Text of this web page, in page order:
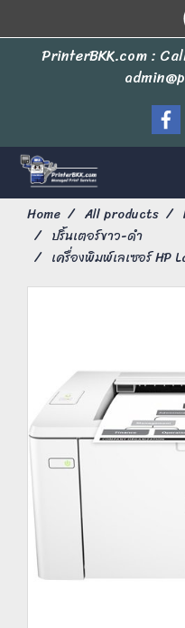
PrinterBKK.com :
Home All products
ปริ้นเตอร์ขาว-ดำ
เครื่องพิมพ์เลเซอร์ HP